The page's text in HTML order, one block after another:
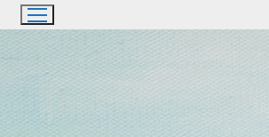
Aller
au